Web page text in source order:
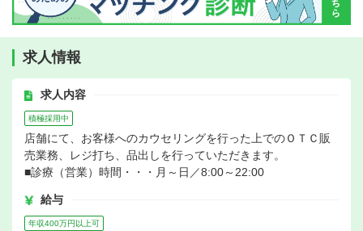
求人情報
求人内容
積極採用中
店舗にて、お客様へのカウセリングを行った上でのＯＴＣ販
売業務、レジ打ち、品出しを行っていただきます。
■診療（営業）時間・・・月～日／8:00～22:00
給与
年収400万円以上可